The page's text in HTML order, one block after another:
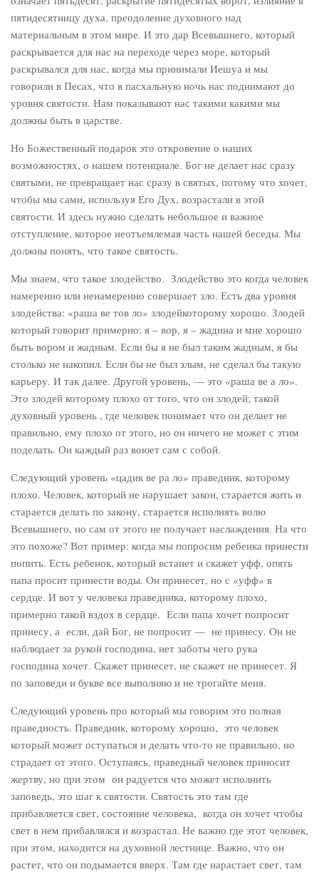
пятидесятницу духа, преодоление духовного над
материальным в этом мире. И это дар Всевышнего, который
раскрывается для нас на переходе через море, который
раскрывался для нас, когда мы принимали Иешуа и мы
говорили в Песах, что в пасхальную ночь нас поднимают до
уровня святости. Нам показывают нас такими какими мы
должны быть в царстве.
Но Божественный подарок это откровение о наших
возможностях, о нашем потенциале. Бог не делает нас сразу
святыми, не превращает нас сразу в святых, потому что хочет,
чтобы мы сами, используя Его Дух, возрастали в этой
святости. И здесь нужно сделать небольшое и важное
отступление, которое неотъемлемая часть нашей беседы. Мы
должны понять, что такое святость.
Мы знаем, что такое злодейство. Злодейство это когда человек
намеренно или ненамеренно совершает зло. Есть два уровня
злодейства: «раша ве тов ло» злодейкоторому хорошо. Злодей
который говорит примерно: я – вор, я – жадина и мне хорошо
быть вором и жадным. Если бы я не был таким жадным, я бы
столько не накопил. Если бы не был злым, не сделал бы такую
карьеру. И так далее. Другой уровень, — это «раша ве а ло».
Это злодей которому плохо от того, что он злодей; такой
духовный уровень , где человек понимает что он делает не
правильно, ему плохо от этого, но он ничего не может с этим
поделать. Он каждый раз воюет сам с собой.
Следующий уровень «цадик ве ра ло» праведник, которому
плохо. Человек, который не нарушает закон, старается жить и
старается делать по закону, старается исполнять волю
Всевышнего, но сам от этого не получает наслаждения. На что
это похоже? Вот пример: когда мы попросим ребенка принести
попить. Есть ребенок, который встанет и скажет уфф, опять
папа просит принести воды. Он принесет, но с «уфф» в
сердце. И вот у человека праведника, которому плохо,
примерно такой вздох в сердце. Если папа хочет попросит
принесу, а если, дай Бог, не попросит — не принесу. Он не
наблюдает за рукой господина, нет заботы чего рука
господина хочет. Скажет принесет, не скажет не принесет. Я
по заповеди и букве все выполняю и не трогайте меня.
Следующий уровень про который мы говорим это полная
праведность. Праведник, которому хорошо, это человек
который может оступаться и делать что-то не правильно, но
страдает от этого. Оступаясь, праведный человек приносит
жертву, но при этом он радуется что может исполнить
заповедь, это шаг к святости. Святость это там где
прибавляется свет, состояние человека, когда он хочет чтобы
свет в нем прибавлялся и возрастал. Не важно где этот человек,
при этом, находится на духовной лестнице. Важно, что он
растет, что он подымается вверх. Там где нарастает свет, там